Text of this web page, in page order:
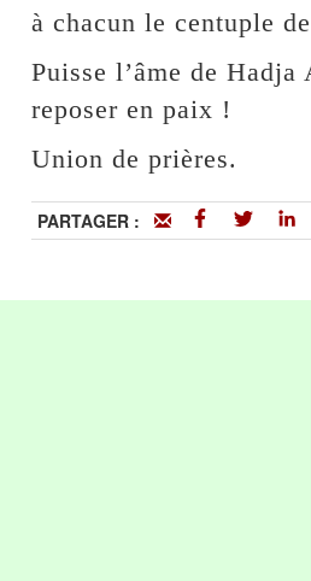
à chacun le centuple
Puisse l’âme de
reposer en paix !
Union de prières.
PARTAGER :